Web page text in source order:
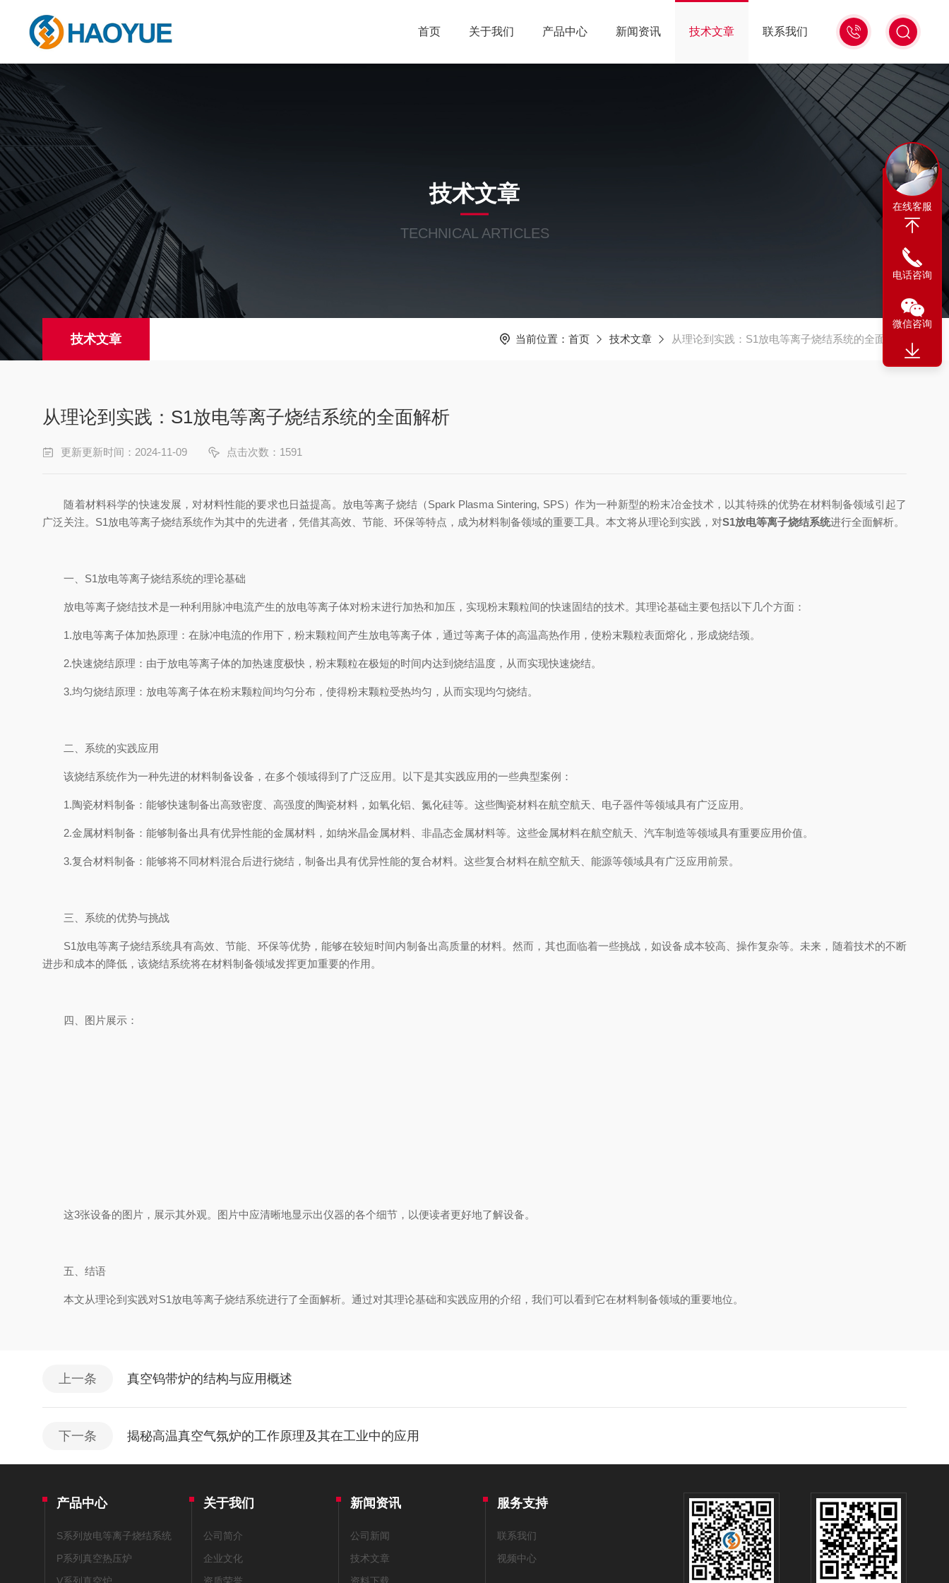
13311665350
首页 关于我们 产品中心 新闻资讯 技术文章 联系我们
技术文章
TECHNICAL ARTICLES
技术文章 当前位置： 首页 技术文章 从理论到实践：S1放电等离子烧结系统的全面解析
从理论到实践：S1放电等离子烧结系统的全面解析
更新更新时间：2024-11-09 点击次数：1591
随着材料科学的快速发展，对材料性能的要求也日益提高。放电等离子烧结（Spark Plasma Sintering, SPS）作为一种新型的粉末冶金技术，以其特殊的优势在材料制备领域引起了
广泛关注。S1放电等离子烧结系统作为其中的先进者，凭借其高效、节能、环保等特点，成为材料制备领域的重要工具。本文将从理论到实践，对S1放电等离子烧结系统进行全面解析。
一、S1放电等离子烧结系统的理论基础
放电等离子烧结技术是一种利用脉冲电流产生的放电等离子体对粉末进行加热和加压，实现粉末颗粒间的快速固结的技术。其理论基础主要包括以下几个方面：
1.放电等离子体加热原理：在脉冲电流的作用下，粉末颗粒间产生放电等离子体，通过等离子体的高温高热作用，使粉末颗粒表面熔化，形成烧结颈。
2.快速烧结原理：由于放电等离子体的加热速度极快，粉末颗粒在极短的时间内达到烧结温度，从而实现快速烧结。
3.均匀烧结原理：放电等离子体在粉末颗粒间均匀分布，使得粉末颗粒受热均匀，从而实现均匀烧结。
二、系统的实践应用
该烧结系统作为一种先进的材料制备设备，在多个领域得到了广泛应用。以下是其实践应用的一些典型案例：
1.陶瓷材料制备：能够快速制备出高致密度、高强度的陶瓷材料，如氧化铝、氮化硅等。这些陶瓷材料在航空航天、电子器件等领域具有广泛应用。
2.金属材料制备：能够制备出具有优异性能的金属材料，如纳米晶金属材料、非晶态金属材料等。这些金属材料在航空航天、汽车制造等领域具有重要应用价值。
3.复合材料制备：能够将不同材料混合后进行烧结，制备出具有优异性能的复合材料。这些复合材料在航空航天、能源等领域具有广泛应用前景。
三、系统的优势与挑战
S1放电等离子烧结系统具有高效、节能、环保等优势，能够在较短时间内制备出高质量的材料。然而，其也面临着一些挑战，如设备成本较高、操作复杂等。未来，随着技术的不断
进步和成本的降低，该烧结系统将在材料制备领域发挥更加重要的作用。
四、图片展示：
这3张设备的图片，展示其外观。图片中应清晰地显示出仪器的各个细节，以便读者更好地了解设备。
五、结语
本文从理论到实践对S1放电等离子烧结系统进行了全面解析。通过对其理论基础和实践应用的介绍，我们可以看到它在材料制备领域的重要地位。
上一条 真空钨带炉的结构与应用概述
下一条 揭秘高温真空气氛炉的工作原理及其在工业中的应用
产品中心
S系列放电等离子烧结系统
P系列真空热压炉
关于我们
公司简介
企业文化
新闻资讯
公司新闻
技术文章
服务支持
联系我们
视频中心
在线客服
电话咨询
微信咨询